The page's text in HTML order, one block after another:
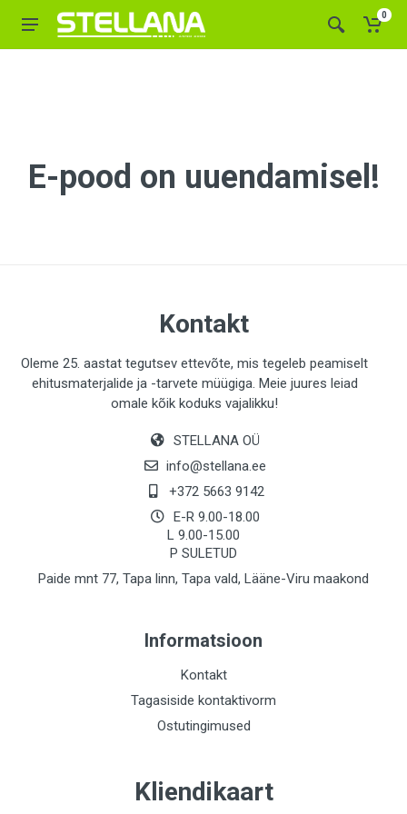
0
E-pood on uuendamisel!
Kontakt
Oleme 25. aastat tegutsev ettevõte, mis tegeleb peamiselt
ehitusmaterjalide ja -tarvete müügiga. Meie juures leiad
omale kõik koduks vajalikku!
STELLANA OÜ
info@stellana.ee
+372 5663 9142
E-R 9.00-18.00
L 9.00-15.00
P SULETUD
Paide mnt 77, Tapa linn, Tapa vald, Lääne-Viru maakond
Informatsioon
Kontakt
Tagasiside kontaktivorm
Ostutingimused
Kliendikaart